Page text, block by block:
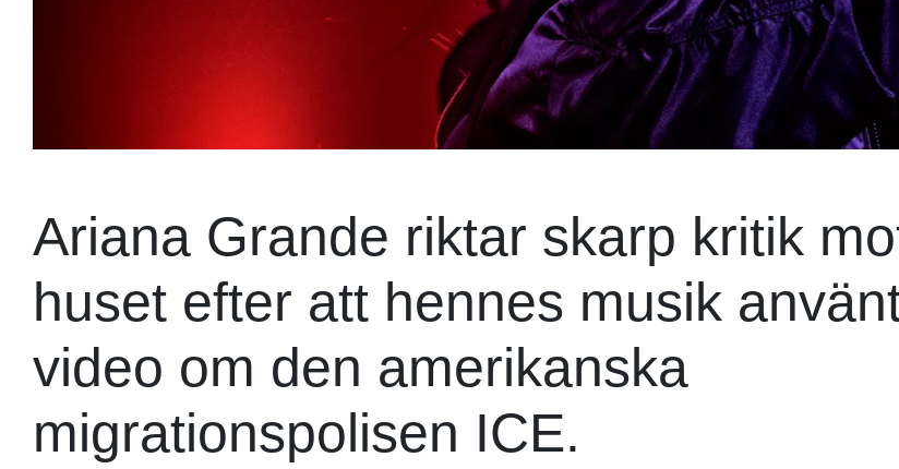
Ariana Grande riktar skarp kritik
huset efter att hennes musik
video om den amerikanska
migrationspolisen ICE.